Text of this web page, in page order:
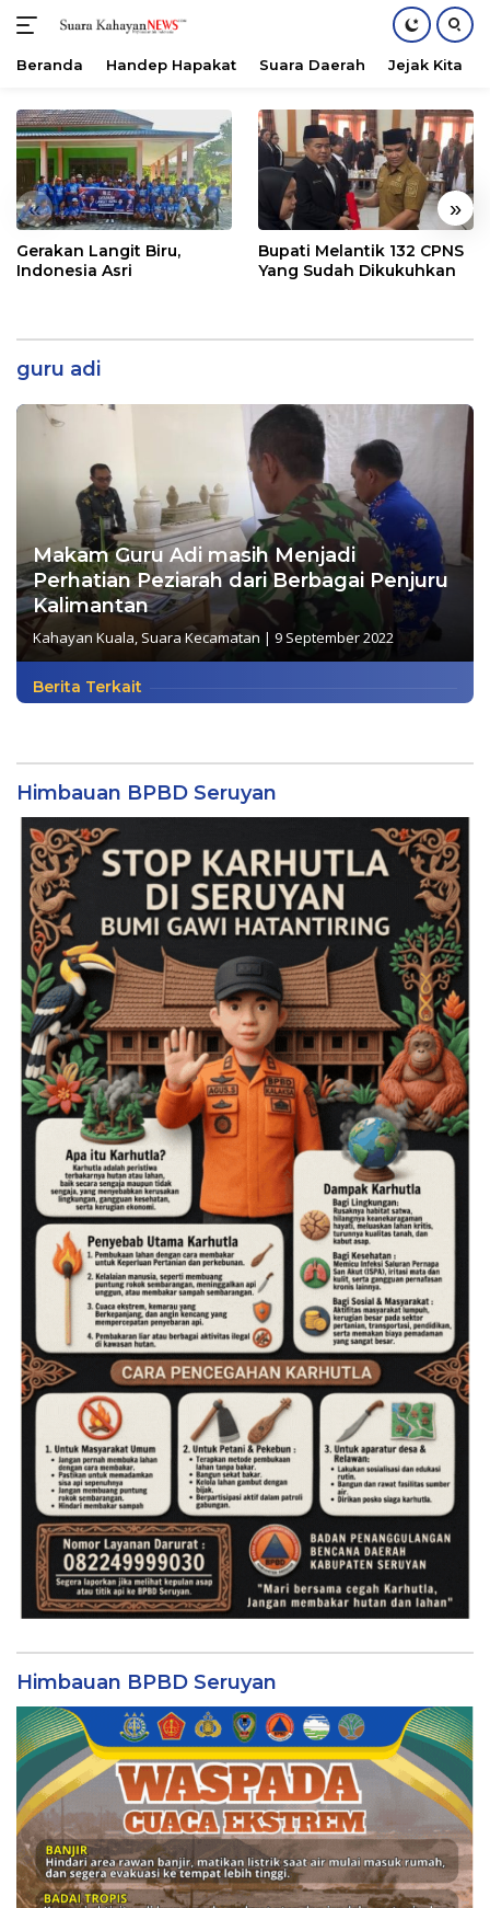
konten
Beranda Handep Hapakat Suara Daerah Jejak Kita
« »
Gerakan Langit Biru,
Indonesia Asri
Bupati Melantik 132 CPNS
Yang Sudah Dikukuhkan
guru adi
Makam Guru Adi masih Menjadi
Perhatian Peziarah dari Berbagai Penjuru
Kalimantan
Kahayan Kuala, Suara Kecamatan | 9 September 2022
Berita Terkait
Himbauan BPBD Seruyan
Himbauan BPBD Seruyan